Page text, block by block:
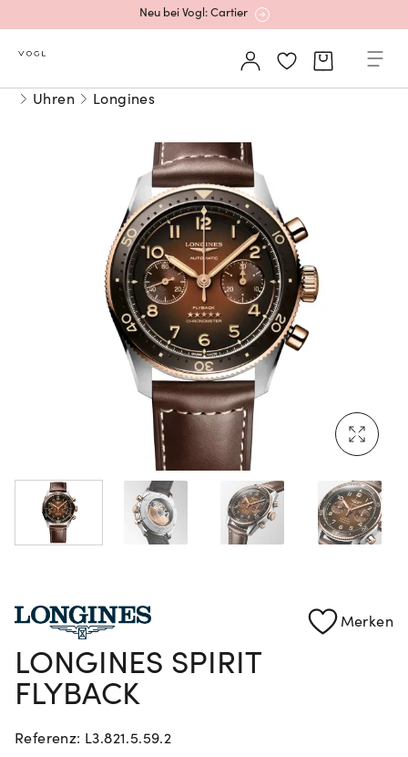
Neu bei Vogl: Cartier
Mehr erfahren: Ikonische Uhren von Cartier
Rolex Certified Pre-Owned entdecken
Neu bei Vogl: Uhren von Grand Seiko
Neu bei Vogl: Cartier
Mehr erfahren: Ikonische Uhren von Cartier
Rolex Certified Pre-Owned entdecken
Uhren Longines
Merken
LONGINES SPIRIT
FLYBACK
Referenz: L3.821.5.59.2